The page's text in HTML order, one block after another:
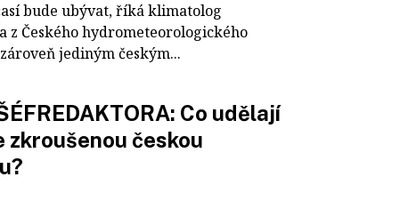
bude ubývat, říká klimatolog
z Českého hydrometeorologického
jediným českým...
Co udělají
zkroušenou českou